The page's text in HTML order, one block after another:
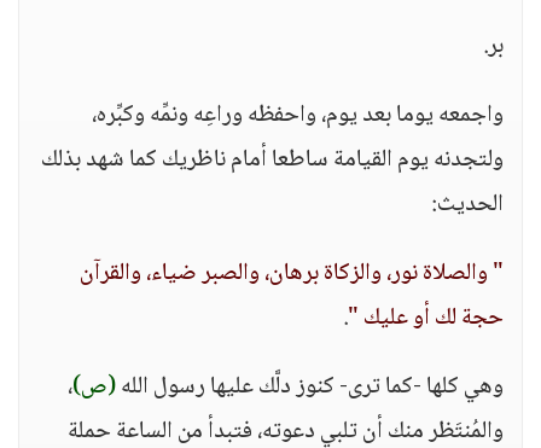
بر.
واجمعه يوما بعد يوم، واحفظه وراعِه ونمِّه وكبِّره،
ولتجدنه يوم القيامة ساطعا أمام ناظريك كما شهد بذلك
الحديث:
" والصلاة نور، والزكاة برهان، والصبر ضياء، والقرآن
حجة لك أو عليك ".
وهي كلها -كما ترى- كنوز دلَّك عليها رسول الله(ص)،
والمُنتَظر منك أن تلبي دعوته، فتبدأ من الساعة حملة